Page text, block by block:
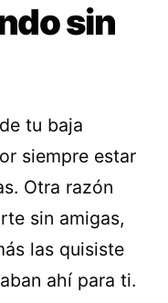
sin
tu baja
siempre estar
Otra razón
sin amigas,
las quisiste
ahí para ti.